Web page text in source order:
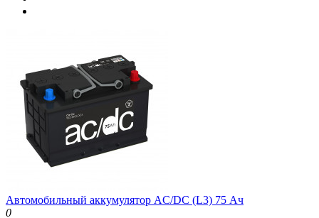
Автомобильный аккумулятор AC/DC (L3) 75 Ач
0